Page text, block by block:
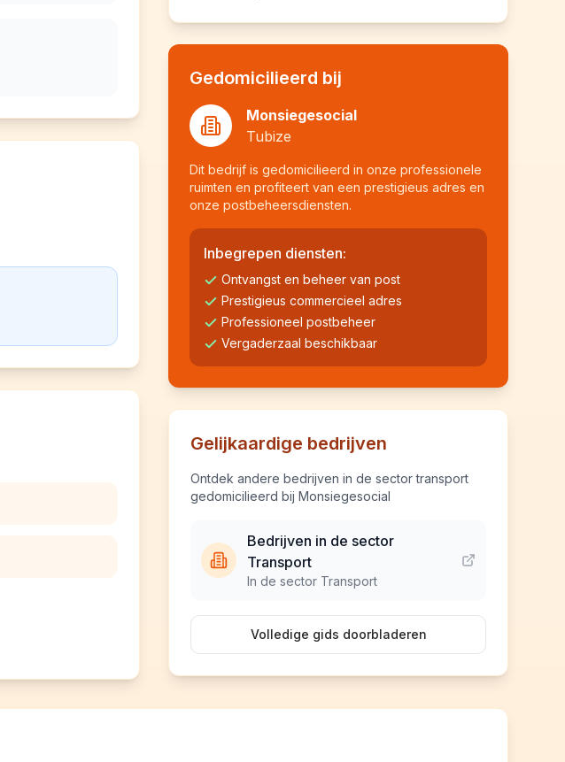
Gedomicilieerd bij
Monsiegesocial
Tubize
Dit bedrijf is gedomicilieerd in onze professionele
ruimten en profiteert van een prestigieus adres en
onze postbeheersdiensten.
Inbegrepen diensten:
Ontvangst en beheer van post
Prestigieus commercieel adres
Professioneel postbeheer
Vergaderzaal beschikbaar
Gelijkaardige bedrijven
Ontdek andere bedrijven in de sector transport
gedomicilieerd bij Monsiegesocial
Bedrijven in de sector
Transport
In de sector Transport
Volledige gids doorbladeren